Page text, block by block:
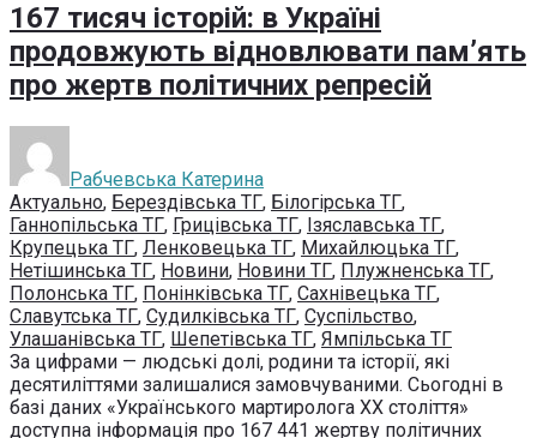
167 тисяч історій: в Україні
продовжують відновлювати пам’ять
про жертв політичних репресій
Рабчевська Катерина
Актуально, Берездівська ТГ, Білогірська ТГ,
Ганнопільська ТГ, Грицівська ТГ, Ізяславська ТГ,
Крупецька ТГ, Ленковецька ТГ, Михайлюцька ТГ,
Нетішинська ТГ, Новини, Новини ТГ, Плужненська ТГ,
Полонська ТГ, Понінківська ТГ, Сахнівецька ТГ,
Славутська ТГ, Судилківська ТГ, Суспільство,
Улашанівська ТГ, Шепетівська ТГ, Ямпільська ТГ
За цифрами — людські долі, родини та історії, які
десятиліттями залишалися замовчуваними. Сьогодні в
базі даних «Українського мартиролога ХХ століття»
доступна інформація про 167 441 жертву політичних